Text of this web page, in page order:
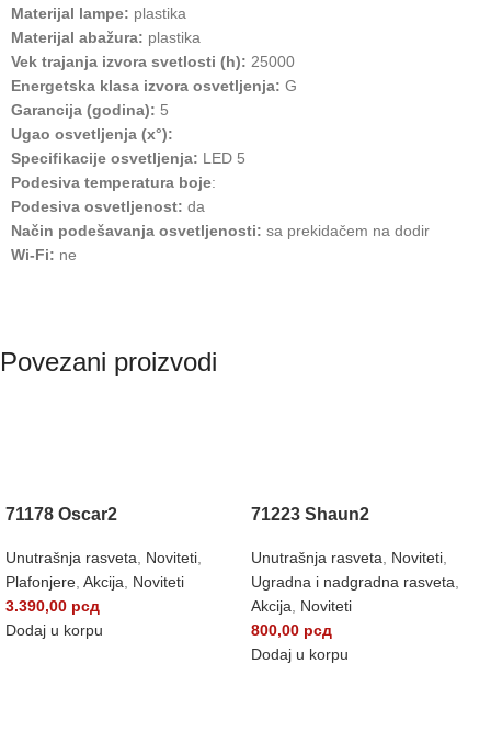
Materijal lampe: plastika
Materijal abažura: plastika
Vek trajanja izvora svetlosti (h): 25000
Energetska klasa izvora osvetljenja: G
Garancija (godina): 5
Ugao osvetljenja (x°):
Specifikacije osvetljenja: LED 5
Podesiva temperatura boje:
Podesiva osvetljenost: da
Način podešavanja osvetljenosti: sa prekidačem na dodir
Wi-Fi: ne
Povezani proizvodi
71178 Oscar2
Unutrašnja rasveta Noviteti
Plafonjere Akcija
Noviteti
3.390,00 рсд
Dodaj u korpu
71223 Shaun2
Unutrašnja rasveta Noviteti
Ugradna i nadgradna rasveta
Akcija
Noviteti
800,00 рсд
Dodaj u korpu